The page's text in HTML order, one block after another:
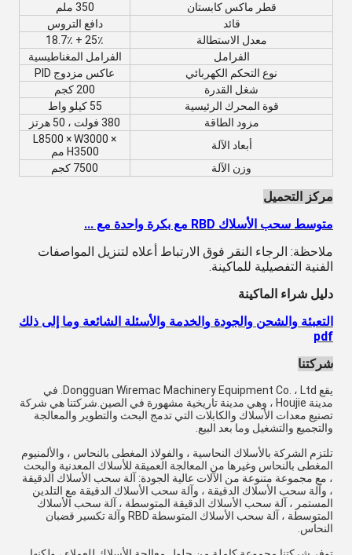
قطر ماكس كابستان
350 ملم
قائد
دافع التروس
معدل الاستطالة
25٪ + 18.7٪
الفرامل
الفرامل المغناطيسية
نوع التحكم الكهربائي
عاكس مزدوج PID
شغل القدرة
200 كجم
قوة المحرك الرئيسية
55 كيلو واط
مزود الطاقة
380 فولت ، 50 هرتز
أبعاد الآلة
L8500 × W3000 ×
H3500 مم
وزن الآلة
7500 كجم
مركز التحميل
متوسط ​​سحب الأسلاك RBD مع بكرة واحدة مع ...
ملاحظة: الرجاء النقر فوق الارتباط أعلاه لتنزيل المواصفات
الفنية التفصيلية للماكينة.
دليل شراء الماكينة
التعبئة والشحن والجودة والخدمة والأسئلة الشائعة وما إلى ذلك
pdf
شركتنا
يقع Dongguan Wiremac Machinery Equipment Co. ، Ltd. في
مدينة Houjie ، وهي مدينة تاريخية مشهورة في الصين.شركتنا هي شركة
تصنيع معدات الأسلاك والكابلات التي تدمج البحث والتطوير والمعالجة
والتجميع والتشغيل وما بعد البيع.
تلتزم الشركة بالأسلاك النحاسية ، والفولاذ المغطى بالنحاس ، والألمنيوم
المغطى بالنحاس وغيرها من المعالجة العميقة للأسلاك المعدنية والبحث
، مع مجموعة متنوعة من الآلات عالية الجودة: آلة سحب الأسلاك الدقيقة
، وآلة سحب الأسلاك الدقيقة ، وآلة سحب الأسلاك الدقيقة مع التلدين
المستمر ، آلة سحب الأسلاك الدقيقة المتوسطة ، آلة سحب الأسلاك
المتوسطة ، آلة سحب الأسلاك المتوسطة RBD وآلة تكسير قضبان
النحاس.